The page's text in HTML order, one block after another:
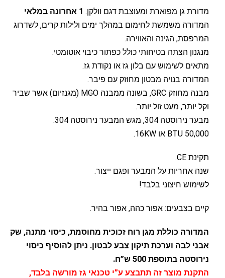
מדורת גן מפוארת ומעוצבת דגם וולקן.
המדורה משמשת לחימום במהלך ימים ולילות קרים, לשדרוג
המרפסת, הגינה והאווירה.
מנגנון הצתה בטיחותי כולל כפתור כיבוי אוטומטי.
מתאים לשימוש עם בלון גז או נקודת גז.
המדורה בנויה מבטון מחוזק עם פיבר.
מבנה מחוזק GRC, בשונה ממבנה MGO (מגנזיום) אשר שביר
וקל יותר, מעט זול יותר.
מבער נירוסטה 304, מגש המבער נירוסטה 304.
50,000 BTU או 16KW.
תקינת CE.
שנה אחריות על המבער ופגם ייצור.
לשימוש חיצוני בלבד!
קיים בצבעים: אפור כהה, אפור בהיר.
המדורה כוללת מגן רוח זכוכית מחוסמת, כיסוי מתנה, שק
אבני לבה וערכת תיקון צבע לבטון. ניתן להוסיף כיסוי
נירוסטה בתוספת 500 ש”ח.
התקנת מוצר זה תתבצע ע”י טכנאי גז מורשה בלבד,